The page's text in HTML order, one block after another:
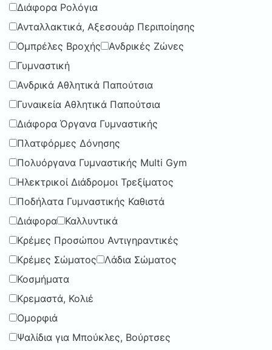
Διάφορα Ρολόγια
Ανταλλακτικά, Αξεσουάρ Περιποίησης
Ομπρέλες Βροχής
Ανδρικές Ζώνες
Γυμναστική
Ανδρικά Αθλητικά Παπούτσια
Γυναικεία Αθλητικά Παπούτσια
Διάφορα Όργανα Γυμναστικής
Πλατφόρμες Δόνησης
Πολυόργανα Γυμναστικής Multi Gym
Ηλεκτρικοί Διάδρομοι Τρεξίματος
Ποδήλατα Γυμναστικής Καθιστά
Διάφορα
Καλλυντικά
Κρέμες Προσώπου Αντιγηραντικές
Κρέμες Σώματος
Λάδια Σώματος
Κοσμήματα
Κρεμαστά, Κολιέ
Ομορφιά
Ψαλίδια για Μπούκλες, Βούρτσες